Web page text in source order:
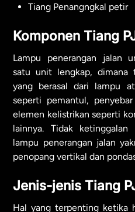
Tiang Penangngkal petir
Komponen Tiang
Lampu penerangan jalan
satu unit lengkap, dimana
yang berasal dari lampu
seperti pemantul,
elemen kelistrikan seperti
lainnya. Tidak
lampu penerangan jalan
penopang vertikal dan
Jenis-jenis Tiang
Hal yang terpenting ketika